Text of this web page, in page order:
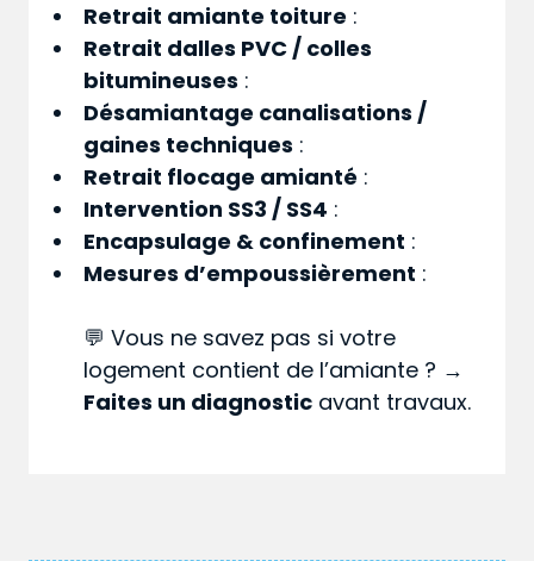
Retrait amiante toiture :
Retrait dalles PVC / colles
bitumineuses :
Désamiantage canalisations /
gaines techniques :
Retrait flocage amianté :
Intervention SS3 / SS4 :
Encapsulage & confinement :
Mesures d’empoussièrement :
💬 Vous ne savez pas si votre
logement contient de l’amiante ? →
Faites un diagnostic avant travaux.